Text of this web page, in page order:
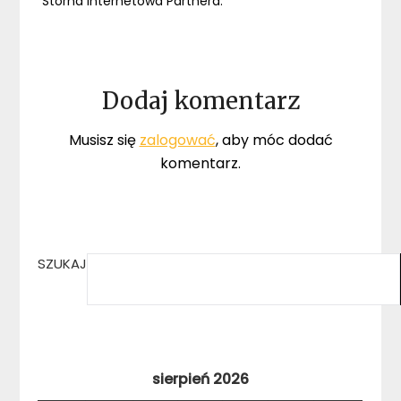
Dodaj komentarz
Musisz się zalogować, aby móc dodać
komentarz.
SZUKAJ
sierpień 2026